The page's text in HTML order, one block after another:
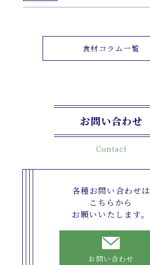
食材コラム一覧
お問い合わせ
Contact
各種お問い合わせは
こちらから
お願いいたします。
お問い合わせ